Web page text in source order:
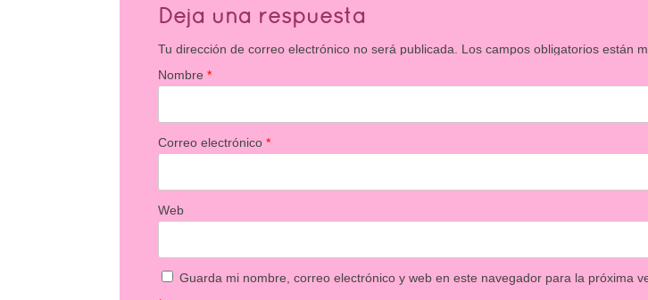
Deja una respuesta
Tu dirección de correo electrónico no será publicada. Los campos obligatorios están
Nombre*
Correo electrónico*
Web
Guarda mi nombre, correo electrónico y web en este navegador para la próxima